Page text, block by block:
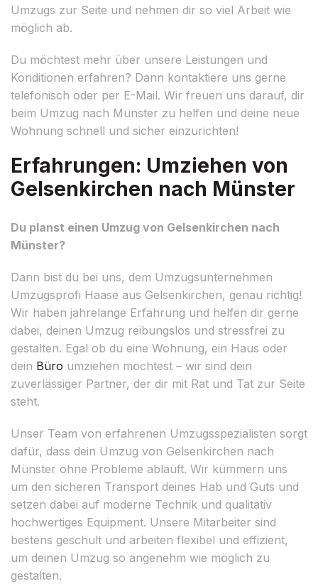
Umzugs zur Seite und nehmen dir so viel Arbeit wie
möglich ab.
Du möchtest mehr über unsere Leistungen und
Konditionen erfahren? Dann kontaktiere uns gerne
telefonisch oder per E-Mail. Wir freuen uns darauf, dir
beim Umzug nach Münster zu helfen und deine neue
Wohnung schnell und sicher einzurichten!
Erfahrungen: Umziehen von
Gelsenkirchen nach Münster
Du planst einen Umzug von Gelsenkirchen nach
Münster?
Dann bist du bei uns, dem Umzugsunternehmen
Umzugsprofi Haase aus Gelsenkirchen, genau richtig!
Wir haben jahrelange Erfahrung und helfen dir gerne
dabei, deinen Umzug reibungslos und stressfrei zu
gestalten. Egal ob du eine Wohnung, ein Haus oder
dein Büro umziehen möchtest – wir sind dein
zuverlässiger Partner, der dir mit Rat und Tat zur Seite
steht.
Unser Team von erfahrenen Umzugsspezialisten sorgt
dafür, dass dein Umzug von Gelsenkirchen nach
Münster ohne Probleme abläuft. Wir kümmern uns
um den sicheren Transport deines Hab und Guts und
setzen dabei auf moderne Technik und qualitativ
hochwertiges Equipment. Unsere Mitarbeiter sind
bestens geschult und arbeiten flexibel und effizient,
um deinen Umzug so angenehm wie möglich zu
gestalten.